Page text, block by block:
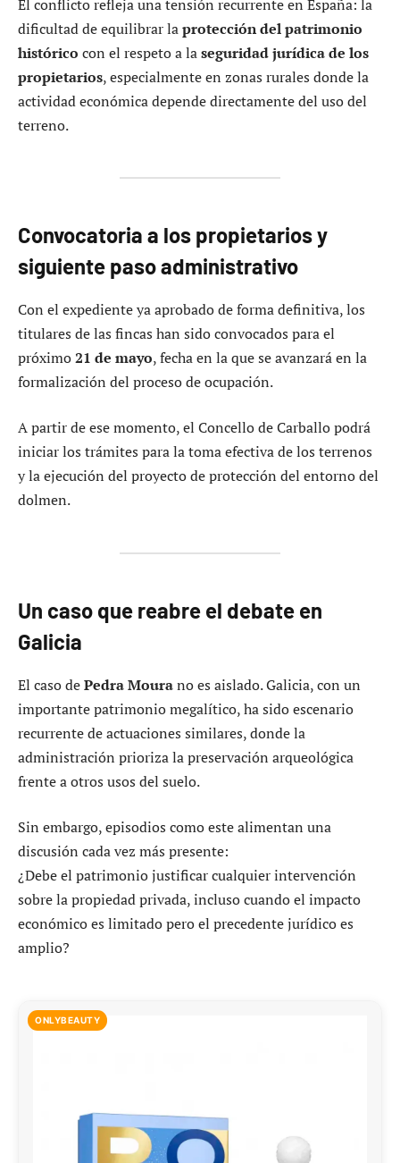
El conflicto refleja una tensión recurrente en España: la
dificultad de equilibrar laprotección del patrimonio
histórico con el respeto a laseguridad jurídica de los
propietarios, especialmente en zonas rurales donde la
actividad económica depende directamente del uso del
terreno.
Convocatoria a los propietarios y
siguiente paso administrativo
Con el expediente ya aprobado de forma definitiva, los
titulares de las fincas han sido convocados para el
próximo21 de mayo, fecha en la que se avanzará en la
formalización del proceso de ocupación.
A partir de ese momento, el Concello de Carballo podrá
iniciar los trámites para la toma efectiva de los terrenos
y la ejecución del proyecto de protección del entorno del
dolmen.
Un caso que reabre el debate en
Galicia
El caso dePedra Mourano es aislado. Galicia, con un
importante patrimonio megalítico, ha sido escenario
recurrente de actuaciones similares, donde la
administración prioriza la preservación arqueológica
frente a otros usos del suelo.
Sin embargo, episodios como este alimentan una
discusión cada vez más presente:
¿Debe el patrimonio justificar cualquier intervención
sobre la propiedad privada, incluso cuando el impacto
económico es limitado pero el precedente jurídico es
amplio?
ONLYBEAUTY